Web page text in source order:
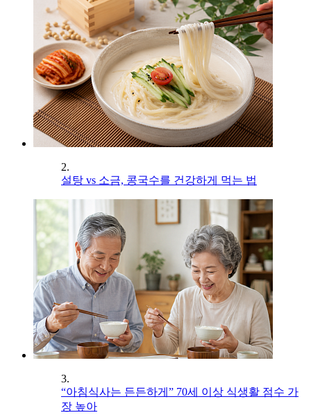
2.
설탕 vs 소금, 콩국수를 건강하게 먹는 법
3.
“아침식사는 든든하게” 70세 이상 식생활 점수 가
장 높아